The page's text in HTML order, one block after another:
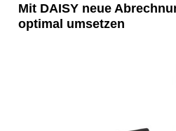
Mit DAISY neue
optimal umsetzen